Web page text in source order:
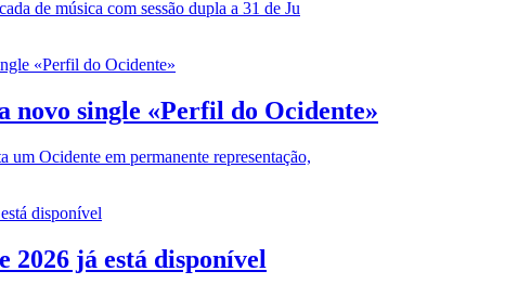
de música com sessão dupla a 31 de Ju
novo single «Perfil do Ocidente»
um Ocidente em permanente representação,
2026 já está disponível